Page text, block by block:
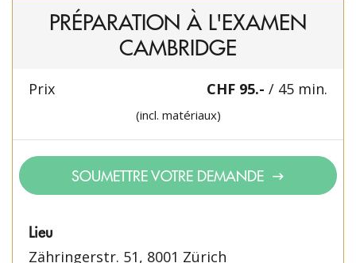
PRÉPARATION À L'EXAMEN
CAMBRIDGE
Prix CHF 95.- / 45 min.
(incl. matériaux)
SOUMETTRE VOTRE DEMANDE
Lieu
Zähringerstr. 51, 8001 Zürich